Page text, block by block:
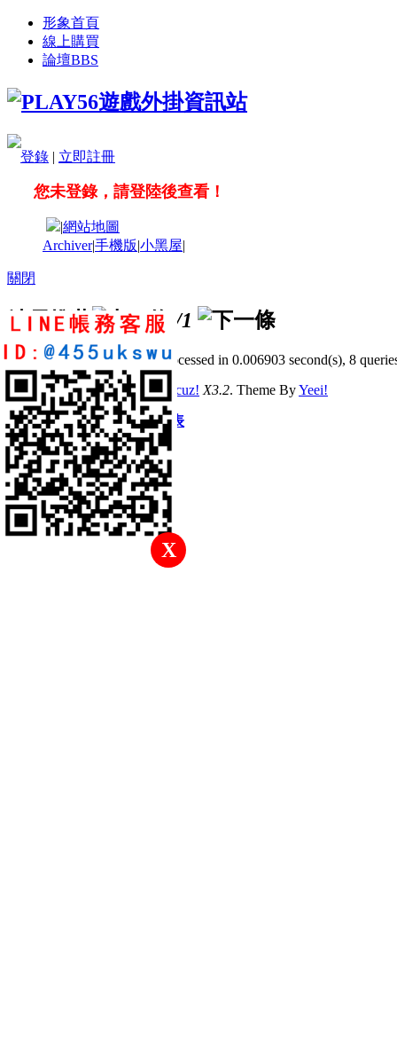
形象首頁
線上購買
論壇BBS
登錄 | 立即註冊
您未登錄，請登陸後查看！
X
|網站地圖
Archiver|手機版|小黑屋|
關閉
站長推薦 /1
GMT+8, 2026-8-8 03:35, Processed in 0.006903 second(s), 8
© 2001-2011 Powered byDiscuz! X3.2. Theme ByYeei!
快速回復 返回頂部 返回列表